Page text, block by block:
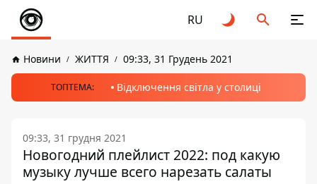
RU
Новини ЖИТТЯ 09:33, 31 Грудень 2021
ТОПТЕМА: Відключення світла у столиці
09:33, 31 грудня 2021
Новогодний плейлист 2022: под какую
музыку лучше всего нарезать салаты